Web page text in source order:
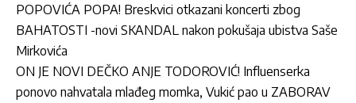
POPOVIĆA POPA! Breskvici otkazani koncerti zbog
BAHATOSTI -novi SKANDAL nakon pokušaja ubistva Saše
Mirkovića
ON JE NOVI DEČKO ANJE TODOROVIĆ! Influenserka
ponovo nahvatala mlađeg momka, Vukić pao u ZABORAV